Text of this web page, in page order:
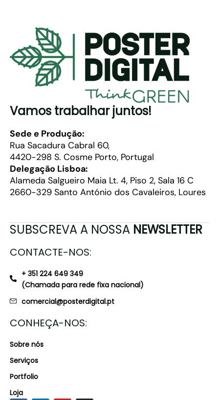
Vamos trabalhar juntos!
Sede e Produção:
Rua Sacadura Cabral 60,
4420-298 S. Cosme Porto, Portugal
Delegação Lisboa:
Alameda Salgueiro Maia Lt. 4, Piso 2, Sala 16 C
2660-329 Santo António dos Cavaleiros, Loures
SUBSCREVA A NOSSA NEWSLETTER
CONTACTE-NOS:
+ 351 224 649 349
(Chamada para rede fixa nacional)
comercial@posterdigital.pt
CONHEÇA-NOS:
Sobre nós
Serviços
Portfolio
Loja